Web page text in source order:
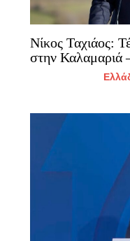
Νίκος Ταχιάος:
στην Καλαμαριά